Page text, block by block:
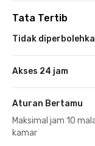
Tata Tertib
Tidak
Akses 24 jam
Aturan Bertamu
Maksimal jam 10
kamar